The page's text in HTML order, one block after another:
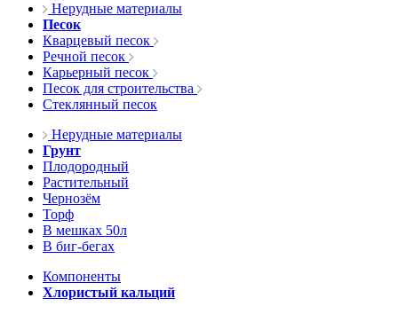
Нерудные материалы
Песок
Кварцевый песок
Речной песок
Карьерный песок
Песок для строительства
Стеклянный песок
Нерудные материалы
Грунт
Плодородный
Растительный
Чернозём
Торф
В мешках 50л
В биг-бегах
Компоненты
Хлористый кальций